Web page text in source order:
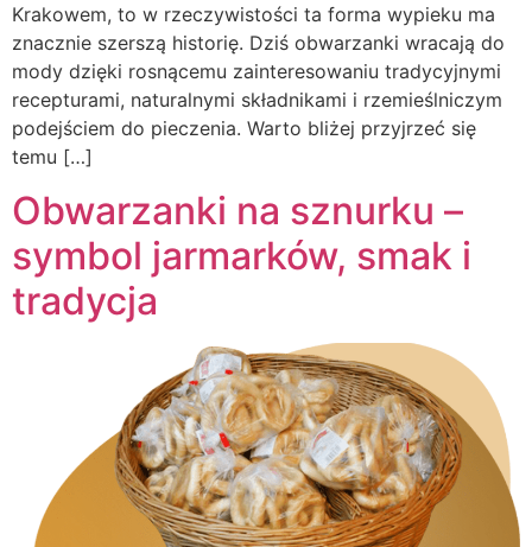
Krakowem, to w rzeczywistości ta forma wypieku ma
znacznie szerszą historię. Dziś obwarzanki wracają do
mody dzięki rosnącemu zainteresowaniu tradycyjnymi
recepturami, naturalnymi składnikami i rzemieślniczym
podejściem do pieczenia. Warto bliżej przyjrzeć się
temu […]
Obwarzanki na sznurku –
symbol jarmarków, smak i
tradycja